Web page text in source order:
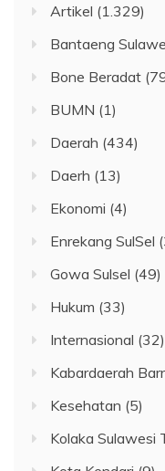
Artikel (1.329)
Bantaeng
Bone Beradat
BUMN (1)
Daerah (434)
Daerh (13)
Ekonomi (4)
Enrekang SulSel
Gowa Sulsel (49)
Hukum (33)
Internasional (32)
Kabardaerah
Kesehatan (5)
Kolaka Sulawesi